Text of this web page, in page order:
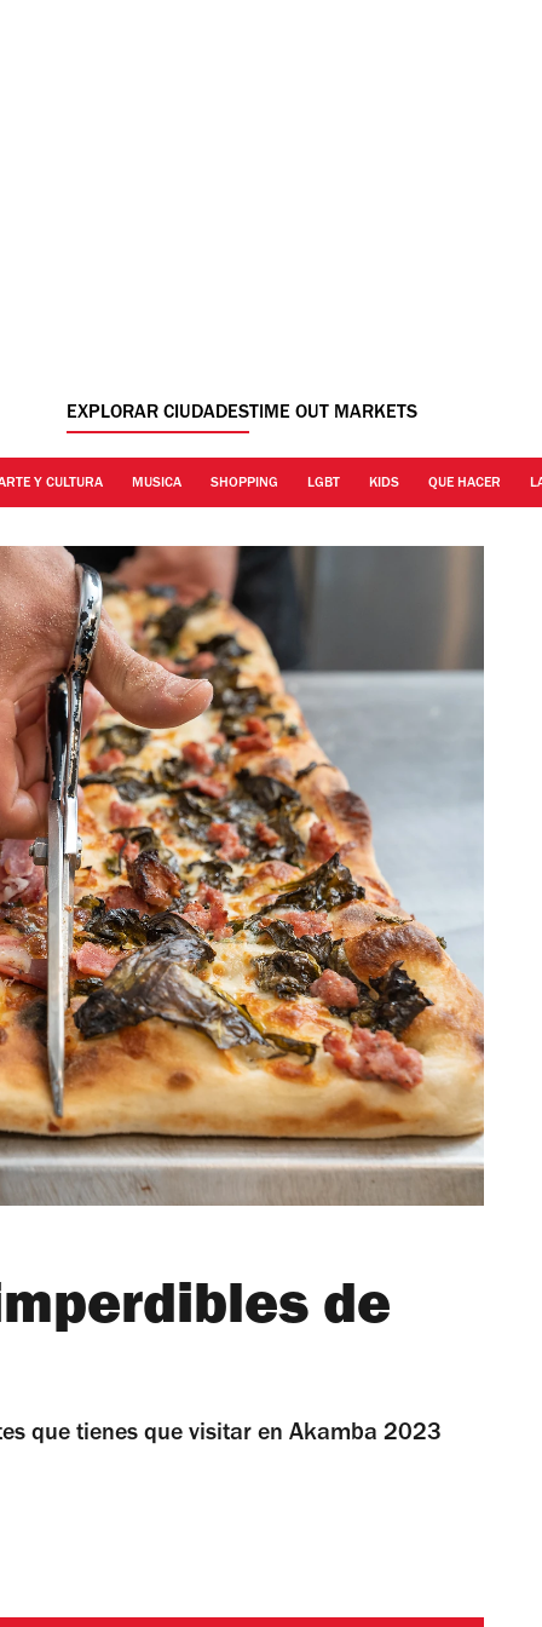
EXPLORAR CIUDADESTIME OUT MARKETS
Y CULTURA MUSICA SHOPPING LGBT KIDS QUE HACER
de
que tienes que visitar en Akamba 2023